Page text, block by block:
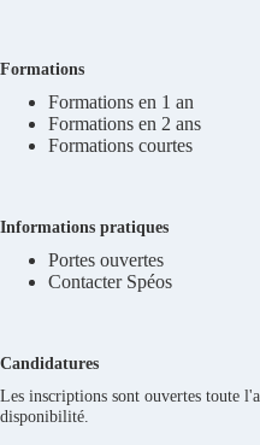
Formations
Formations en 1 an
Formations en 2 ans
Formations courtes
Informations pratiques
Portes ouvertes
Contacter Spéos
Candidatures
Les inscriptions sont ouvertes toute
disponibilité.